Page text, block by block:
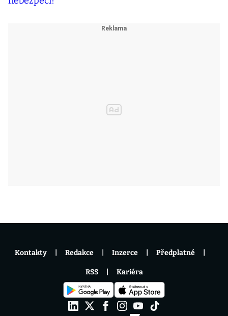
Kontakty Redakce Inzerce Předplatné
RSS Kariéra